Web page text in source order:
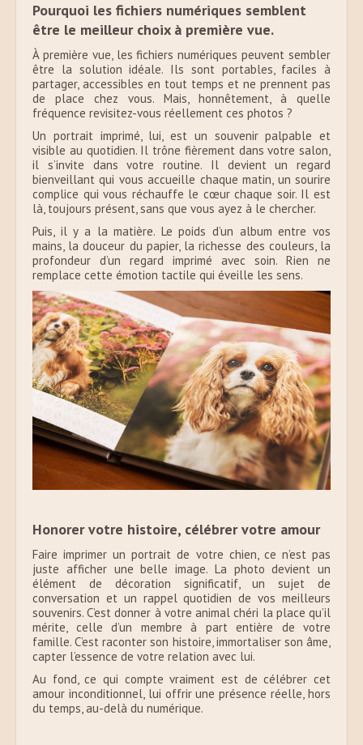
Pourquoi les fichiers numériques semblent
être le meilleur choix à première vue.
À première vue, les fichiers numériques peuvent sembler
être la solution idéale. Ils sont portables, faciles à
partager, accessibles en tout temps et ne prennent pas
de place chez vous. Mais, honnêtement, à quelle
fréquence revisitez-vous réellement ces photos ?
Un portrait imprimé, lui, est un souvenir palpable et
visible au quotidien. Il trône fièrement dans votre salon,
il s’invite dans votre routine. Il devient un regard
bienveillant qui vous accueille chaque matin, un sourire
complice qui vous réchauffe le cœur chaque soir. Il est
là, toujours présent, sans que vous ayez à le chercher.
Puis, il y a la matière. Le poids d’un album entre vos
mains, la douceur du papier, la richesse des couleurs, la
profondeur d’un regard imprimé avec soin. Rien ne
remplace cette émotion tactile qui éveille les sens.
Honorer votre histoire, célébrer votre amour
Faire imprimer un portrait de votre chien, ce n’est pas
juste afficher une belle image. La photo devient un
élément de décoration significatif, un sujet de
conversation et un rappel quotidien de vos meilleurs
souvenirs. C’est donner à votre animal chéri la place qu’il
mérite, celle d’un membre à part entière de votre
famille. C’est raconter son histoire, immortaliser son âme,
capter l’essence de votre relation avec lui.
Au fond, ce qui compte vraiment est de célébrer cet
amour inconditionnel, lui offrir une présence réelle, hors
du temps, au-delà du numérique.